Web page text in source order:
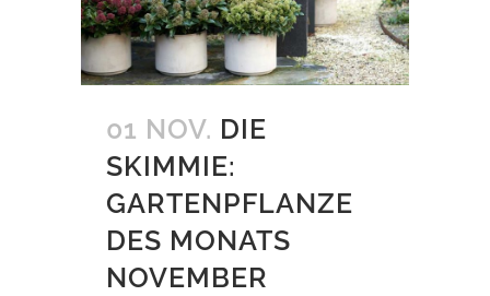
01 NOV. DIE
SKIMMIE:
GARTENPFLANZE
DES MONATS
NOVEMBER